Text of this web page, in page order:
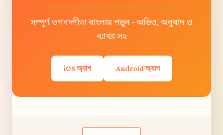
সম্পূর্ণ ভগবদ্গীতা বাংলায় পড়ুন - অডিও, অনুবাদ ও
ব্যাখ্যা সহ
iOS অ্যাপ Android অ্যাপ